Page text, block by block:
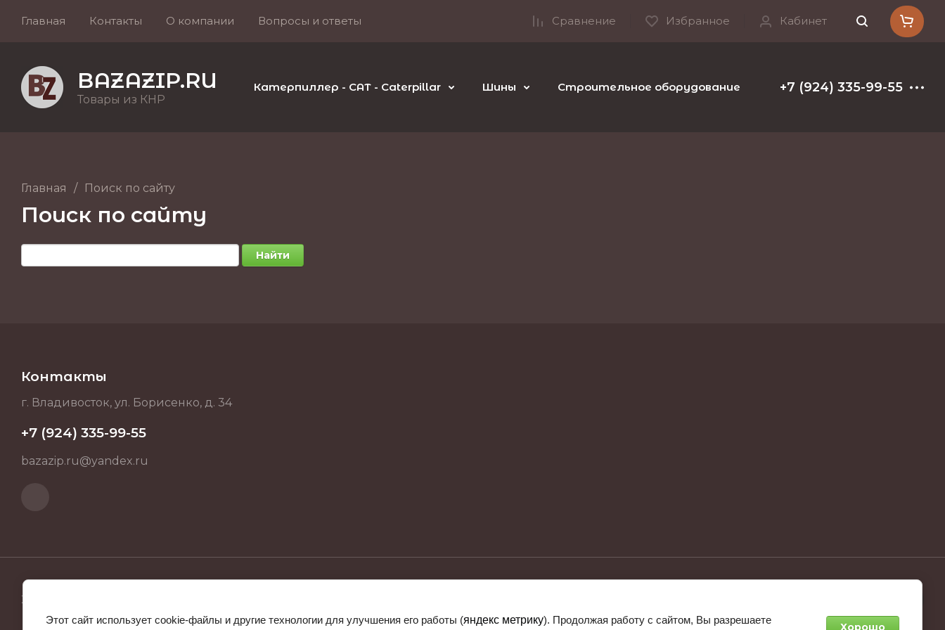
Главная Контакты О компании Вопросы и ответы Сравнение Избранное Кабинет
BAZAZIP.RU
Товары из КНР
Катерпиллер - CAT - Caterpillar Шины Строительное оборудование и расходные материалы
+7 (924) 335-99-55
Главная / Поиск по сайту
Поиск по сайту
Найти
Контакты
г. Владивосток, ул. Борисенко, д. 34
+7 (924) 335-99-55
bazazip.ru@yandex.ru
2025 BAZAZIP.RU ИНН 253712512682
Этот сайт использует cookie-файлы и другие технологии для улучшения его работы (яндекс метрику). Продолжая работу с сайтом, Вы разрешаете
Хорошо